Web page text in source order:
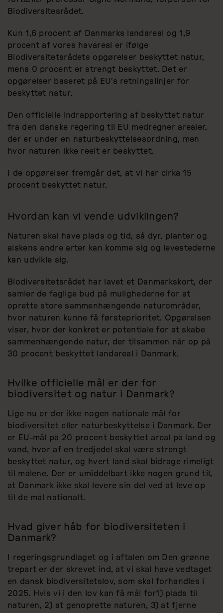
Biodiversitesrådet.
Kun 1,6 procent af Danmarks landareal og 1,9
procent af vores havareal er ifølge
Biodiversitetsrådets opgørelser beskyttet natur,
mens 0 procent er strengt beskyttet. Det er
opgørelser baseret på EU’s retningslinjer for
beskyttet natur.
Den officielle indrapportering af beskyttet natur
fra den danske regering til EU medregner arealer,
der er under en naturbeskyttelsesordning, men
hvor naturen ikke reelt er beskyttet.
I de opgørelser fremgår det, at vi har cirka 15
procent beskyttet natur.
Hvordan kan vi vende udviklingen?
Naturen skal have plads og tid, så dyr, planter og
alskens andre arter kan komme sig og levestederne
kan udvikle sig.
Biodiversitetsrådet har lavet et Danmarkskort, der
samler de faglige bud på mulighederne for at
oprette store sammenhængende naturområder,
hvor naturen kunne få førsteprioritet. Opgørelsen
viser, hvor der konkret er potentiale for at skabe
sammenhængende natur, der tilsammen når op på
30 procent beskyttet landareal i Danmark.
Hvilke officielle mål er der for
biodiversitet og natur i Danmark?
Lige nu er der ikke nogen nationale mål for
biodiversitet eller naturbeskyttelse i Danmark. Der
er EU-mål på 20 procent beskyttet areal på land og
vand, hvor af en tredjedel skal være strengt
beskyttet natur, og hvert land skal bidrage rimeligt
til målene. Der er umiddelbart ikke nogen grund til,
at Danmark ikke skal levere sin del ved at leve op
til de mål nationalt.
Hvad giver håb for biodiversiteten i
Danmark?
I regeringsgrundlaget og i aftalen om Den grønne
trepart er der skrevet ind, at vi skal have vedtaget
en dansk biodiversitetslov, som skal forhandles i
2025. Hvis vi i den lov kan få mål for1) plads til
naturen, 2) at genoprette naturen, 3) at fjerne